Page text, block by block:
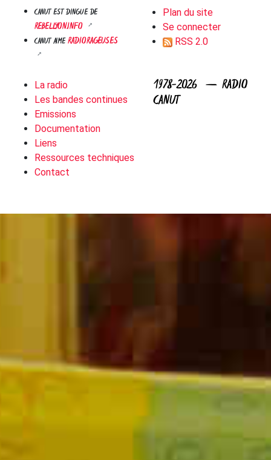
CANUT EST DINGUE DE
REBELLYON.INFO
CANUT AIMERADIORAGEUSES
Plan du site
Se connecter
RSS 2.0
La radio
Les bandes continues
Emissions
Documentation
Liens
Ressources techniques
Contact
1978-2026 — RADIO
CANUT